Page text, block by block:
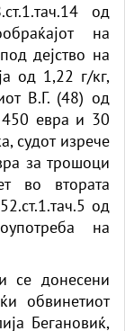
од
на
дејство на
од 1,22 г/кг,
В.Г. (48) од
450 евра и 30
судот изрече
за трошоци
во втората
од
на
се донесени
обвинетиот
Бегановиќ,